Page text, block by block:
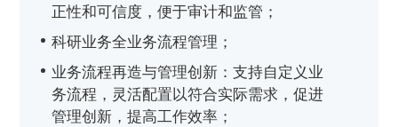
正性和可信度，便于审计和监管；
科研业务全业务流程管理；
业务流程再造与管理创新：支持自定义业
务流程，灵活配置以符合实际需求，促进
管理创新，提高工作效率；